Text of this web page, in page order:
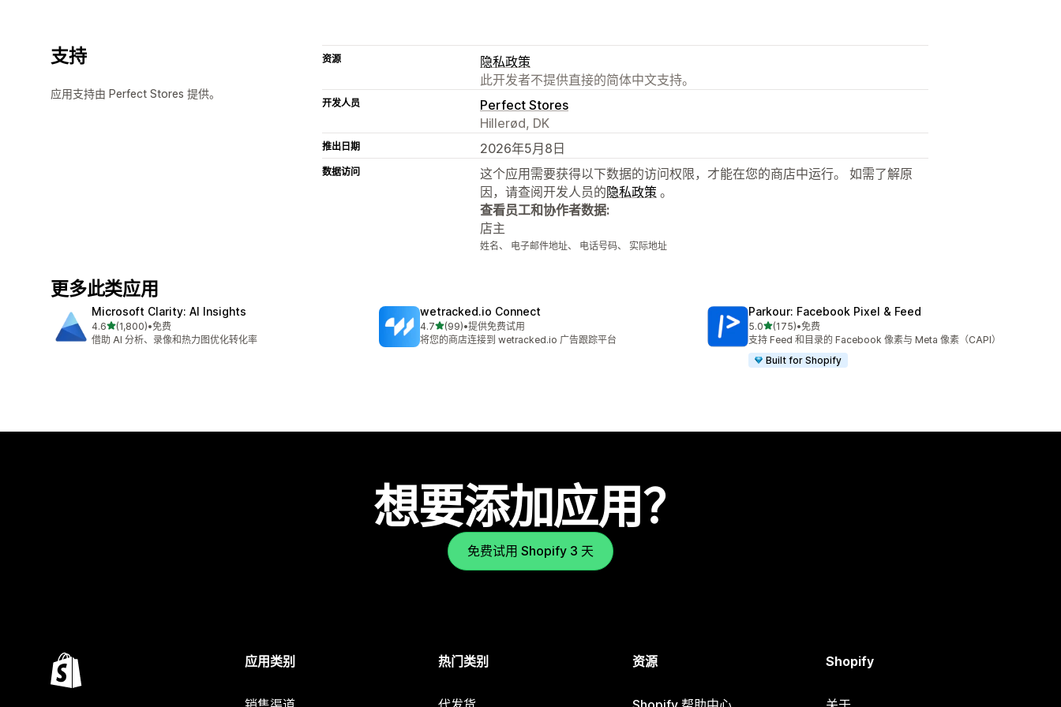
支持
应用支持由 Perfect Stores 提供。
资源
隐私政策
此开发者不提供直接的简体中文支持。
开发人员
Perfect Stores
Hillerød, DK
推出日期 2026年5月8日
数据访问
这个应用需要获得以下数据的访问权限，才能在您的商店中运行。 如需了解原
因，请查阅开发人员的隐私政策 。
查看员工和协作者数据:
店主
姓名、 电子邮件地址、 电话号码、 实际地址
更多此类应用
Microsoft Clarity: AI Insights
4.6星（满分 5 星）
(1,800)
总共 1800 条评论
•免费
借助 AI 分析、录像和热力图优化转化率
wetracked.io Connect
4.7星（满分 5 星）
(99)
总共 99 条评论
•提供免费试用
将您的商店连接到 wetracked.io 广告跟踪平台
Parkour: Facebook Pixel & Feed
5.0星（满分 5 星）
(175)
总共 175 条评论
•免费
支持 Feed 和目录的 Facebook 像素与 Meta 像素（CAPI）
Built for Shopify
想要添加应用？
免费试用 Shopify 3 天
应用类别 热门类别 资源 Shopify